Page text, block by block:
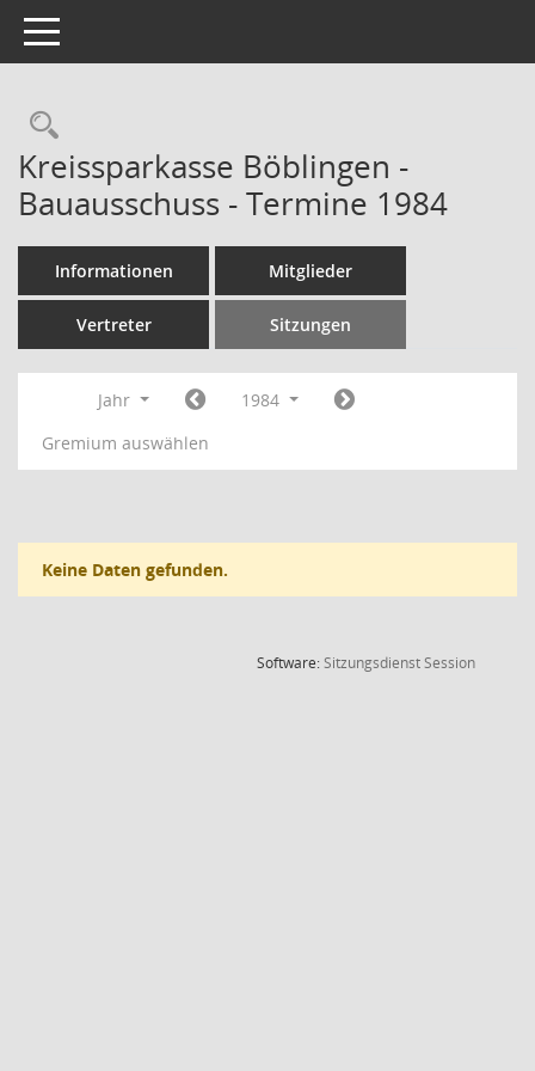
Toggle navigation
Rechercheauswahl
Kreissparkasse Böblingen -
Bauausschuss - Termine 1984
Informationen Mitglieder
Vertreter Sitzungen
Jahr
1984
Gremium auswählen
Keine Daten gefunden.
Software:SitzungsdienstSession(Wird in